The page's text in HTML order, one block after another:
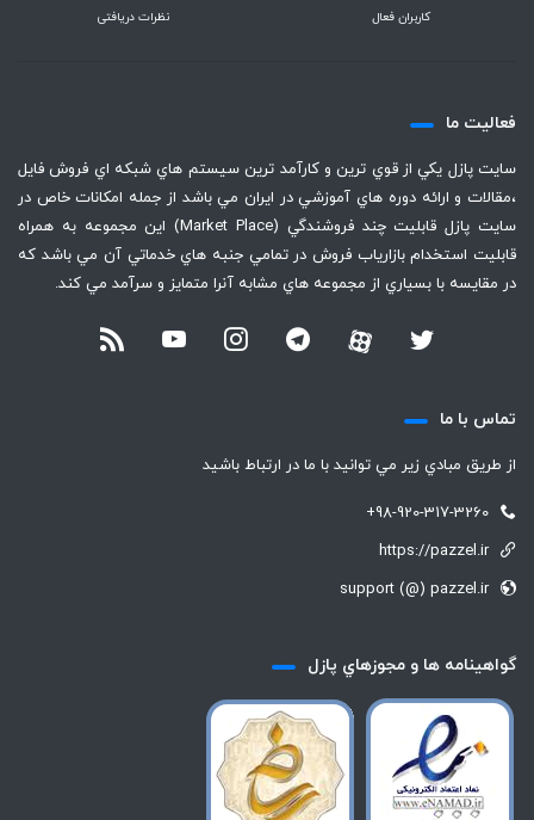
کاربران فعال نظرات دریافتی
فعاليت ما
سايت پازل يكي از قوي ترين و كارآمد ترين سيستم هاي شبكه اي فروش فايل
،‌مقالات و ارائه دوره هاي آموزشي در ايران مي باشد از جمله امكانات خاص در
سايت پازل قابليت چند فروشندگي (Market Place) اين مجموعه به همراه
قابليت استخدام بازارياب فروش در تمامي جنبه هاي خدماتي آن مي باشد كه
در مقايسه با بسياري از مجموعه هاي مشابه آنرا متمايز و سرآمد مي كند.
تماس با ما
از طريق مبادي زير مي توانيد با ما در ارتباط باشيد
+98-920-317-3260
https://pazzel.ir
support (@) pazzel.ir
گواهينامه ها و مجوزهاي پازل